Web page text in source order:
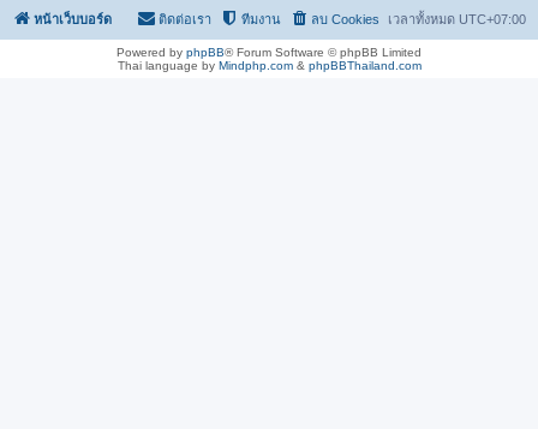
หน้าเว็บบอร์ด เวลาทั้งหมด UTC+07:00
ลบ Cookies
ทีมงาน
ติดต่อเรา
Powered by phpBB® Forum Software © phpBB Limited
Thai language by Mindphp.com& phpBBThailand.com